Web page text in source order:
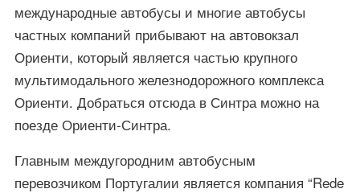
международные автобусы и многие автобусы
частных компаний прибывают на автовокзал
Ориенти, который является частью крупного
мультимодального железнодорожного комплекса
Ориенти. Добраться отсюда в Синтра можно на
поезде Ориенти-Синтра.
Главным междугородним автобусным
перевозчиком Португалии является компания “Rede